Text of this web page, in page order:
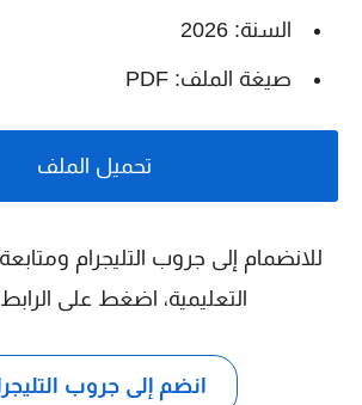
السنة: 2026
صيغة الملف: PDF
تحميل الملف
للانضمام إلى جروب التليجرام
التعليمية، اضغط على الرابط
انضم إلى جروب